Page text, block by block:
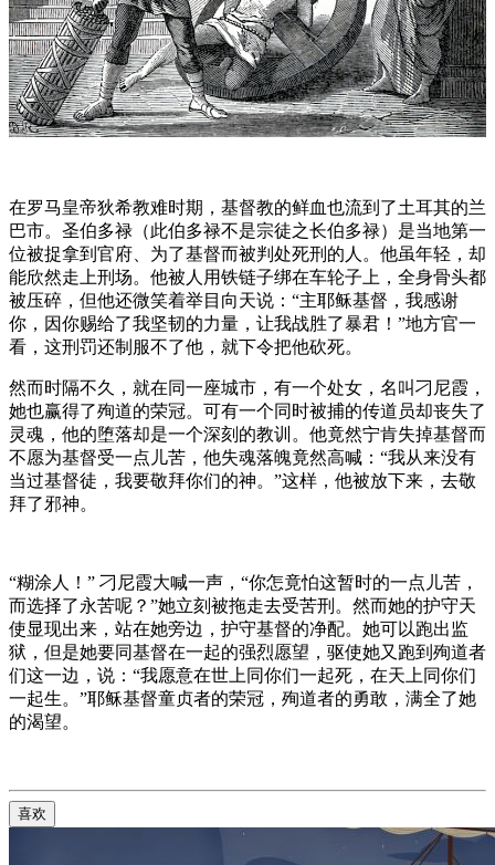
在罗马皇帝狄希教难时期，基督教的鲜血也流到了土耳其的兰
巴市。圣伯多禄（此伯多禄不是宗徒之长伯多禄）是当地第一
位被捉拿到官府、为了基督而被判处死刑的人。他虽年轻，却
能欣然走上刑场。他被人用铁链子绑在车轮子上，全身骨头都
被压碎，但他还微笑着举目向天说：“主耶稣基督，我感谢
你，因你赐给了我坚韧的力量，让我战胜了暴君！”地方官一
看，这刑罚还制服不了他，就下令把他砍死。
然而时隔不久，就在同一座城市，有一个处女，名叫刁尼霞，
她也赢得了殉道的荣冠。可有一个同时被捕的传道员却丧失了
灵魂，他的堕落却是一个深刻的教训。他竟然宁肯失掉基督而
不愿为基督受一点儿苦，他失魂落魄竟然高喊：“我从来没有
当过基督徒，我要敬拜你们的神。”这样，他被放下来，去敬
拜了邪神。
“糊涂人！” 刁尼霞大喊一声，“你怎竟怕这暂时的一点儿苦，
而选择了永苦呢？”她立刻被拖走去受苦刑。然而她的护守天
使显现出来，站在她旁边，护守基督的净配。她可以跑出监
狱，但是她要同基督在一起的强烈愿望，驱使她又跑到殉道者
们这一边，说：“我愿意在世上同你们一起死，在天上同你们
一起生。”耶稣基督童贞者的荣冠，殉道者的勇敢，满全了她
的渴望。
喜欢